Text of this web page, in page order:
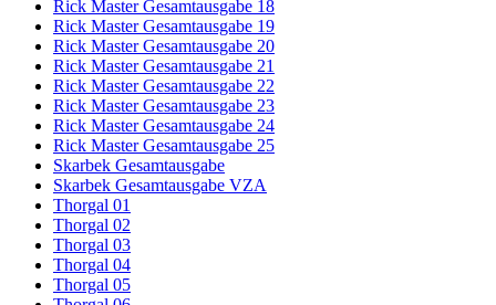
Rick Master Gesamtausgabe 18
Rick Master Gesamtausgabe 19
Rick Master Gesamtausgabe 20
Rick Master Gesamtausgabe 21
Rick Master Gesamtausgabe 22
Rick Master Gesamtausgabe 23
Rick Master Gesamtausgabe 24
Rick Master Gesamtausgabe 25
Skarbek Gesamtausgabe
Skarbek Gesamtausgabe VZA
Thorgal 01
Thorgal 02
Thorgal 03
Thorgal 04
Thorgal 05